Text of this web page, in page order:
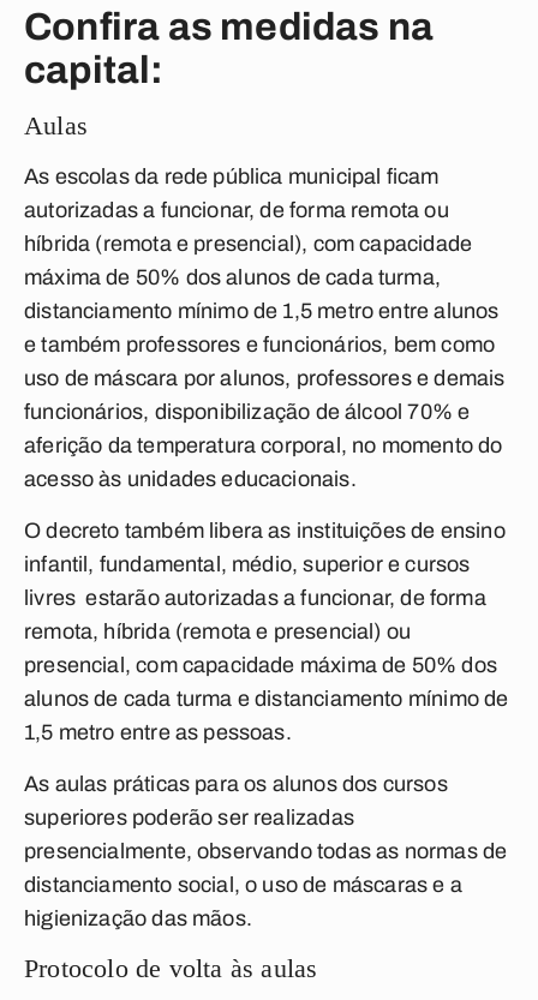
Confira as medidas na
capital:
Aulas
As escolas da rede pública municipal ficam
autorizadas a funcionar, de forma remota ou
híbrida (remota e presencial), com capacidade
máxima de 50% dos alunos de cada turma,
distanciamento mínimo de 1,5 metro entre alunos
e também professores e funcionários, bem como
uso de máscara por alunos, professores e demais
funcionários, disponibilização de álcool 70% e
aferição da temperatura corporal, no momento do
acesso às unidades educacionais.
O decreto também libera as instituições de ensino
infantil, fundamental, médio, superior e cursos
livres estarão autorizadas a funcionar, de forma
remota, híbrida (remota e presencial) ou
presencial, com capacidade máxima de 50% dos
alunos de cada turma e distanciamento mínimo de
1,5 metro entre as pessoas.
As aulas práticas para os alunos dos cursos
superiores poderão ser realizadas
presencialmente, observando todas as normas de
distanciamento social, o uso de máscaras e a
higienização das mãos.
Protocolo de volta às aulas